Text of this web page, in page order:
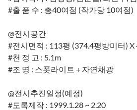
#출 품 수 : 총40여점 (작가당 10여점)
@전시공간
#전시면적 : 113평 (374.4평방미터) X
#천 정 고 : 5.1m
#조 명 : 스폿라이트 + 자연채광
@전시추진일정(예정)
#도록제작 : 1999.1.28 ~ 2.20